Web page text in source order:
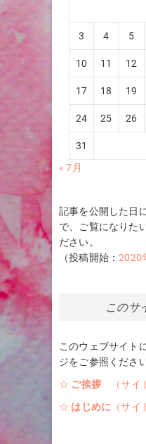
3 4 5
10 11 12
17 18 19
24 25 26
31
« 7月
記事を公開した日
で、ご覧になりた
ださい。
（投稿開始：2020
このサ
このウェブサイト
ジをご参照くださ
☆ ご挨拶
（サイ
☆ はじめに （サイ